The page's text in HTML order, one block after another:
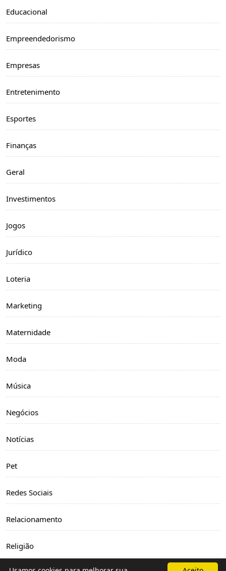
Educacional
Empreendedorismo
Empresas
Entretenimento
Esportes
Finanças
Geral
Investimentos
Jogos
Jurídico
Loteria
Marketing
Maternidade
Moda
Música
Negócios
Notícias
Pet
Redes Sociais
Relacionamento
Religião